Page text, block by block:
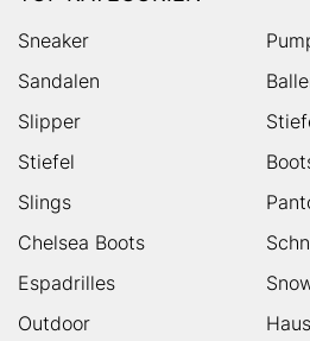
Sneaker
Sandalen
Slipper
Stiefel
Slings
Chelsea Boots
Espadrilles
Outdoor